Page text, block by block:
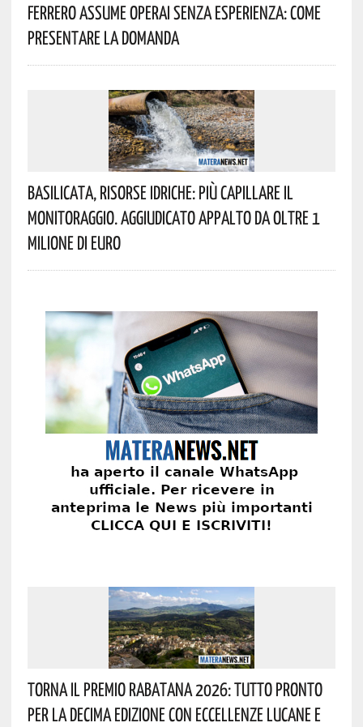
Ferrero Assume Operai Senza Esperienza: Come
Presentare La Domanda
Basilicata, Risorse Idriche: Più Capillare Il
Monitoraggio. Aggiudicato Appalto Da Oltre 1
Milione Di Euro
Torna Il Premio Rabatana 2026: Tutto Pronto
Per La Decima Edizione Con Eccellenze Lucane E